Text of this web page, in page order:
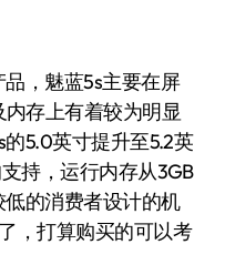
，魅蓝5s主要在屏
存上有着较为明显
5.0英寸提升至5.2英
持，运行内存从3GB
的消费者设计的机
，打算购买的可以考